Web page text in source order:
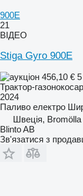
900E
21
ВІДЕО
Stiga Gyro 900E
456,10 €
Трактор-
2024
Паливо електро
Швеція, Bromölla
Blinto AB
Зв'язатися з